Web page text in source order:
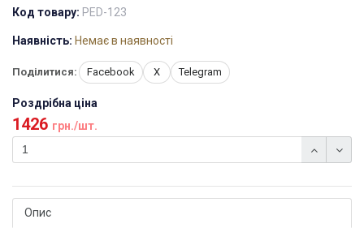
Код товару: PED-123
Наявність: Немає в наявності
Поділитися: Facebook X Telegram
Роздрібна ціна
1426 грн./шт.
Опис